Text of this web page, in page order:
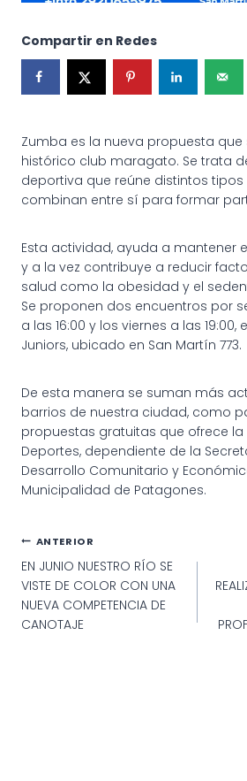
Compartir en Redes
Zumba es la nueva propuesta que
histórico club maragato. Se trata
deportiva que reúne distintos
combinan entre sí para formar
Esta actividad, ayuda a mantener
y a la vez contribuye a reducir
salud como la obesidad y el
Se proponen dos encuentros por
a las 16:00 y los viernes a las 19:00,
Juniors, ubicado en San Martín 773.
De esta manera se suman más
barrios de nuestra ciudad, como
propuestas gratuitas que ofrece la
Deportes, dependiente de la
Desarrollo Comunitario y
Municipalidad de Patagones.
Navegación
de
entradas
ANTERIOR
EN JUNIO NUESTRO RÍO SE
VISTE DE COLOR CON UNA
NUEVA COMPETENCIA DE
CANOTAJE